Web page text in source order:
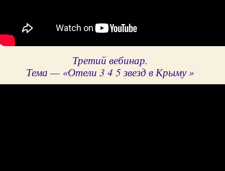
Третий вебинар.
Тема — «Отели 3 4 5 звезд в Крыму »